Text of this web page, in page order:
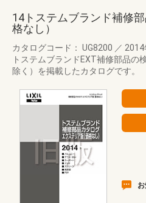
14トステムブランド補修
格なし）
カタログコード： UG8200 ／ 2014
トステムブランドEXT補修部品の
除く）を掲載したカタログです。